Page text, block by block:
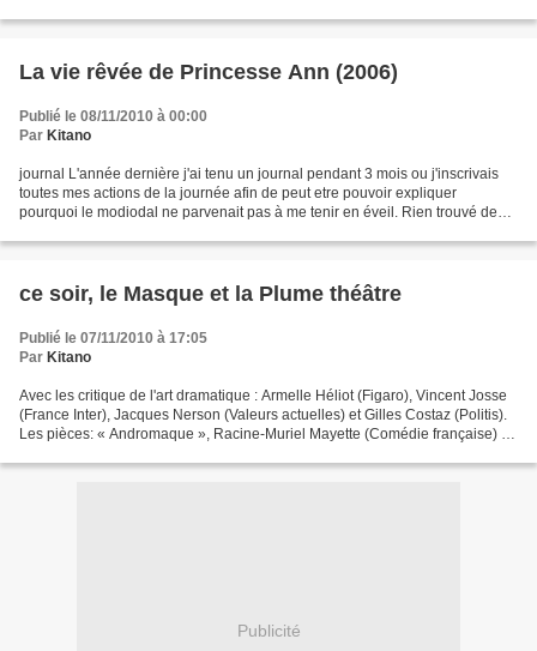
La vie rêvée de Princesse Ann (2006)
Publié le 08/11/2010 à 00:00
Par Kitano
journal L'année dernière j'ai tenu un journal pendant 3 mois ou j'inscrivais
toutes mes actions de la journée afin de peut etre pouvoir expliquer
pourquoi le modiodal ne parvenait pas à me tenir en éveil. Rien trouvé de
ce soir, le Masque et la Plume théâtre
Publié le 07/11/2010 à 17:05
Par Kitano
Avec les critique de l'art dramatique : Armelle Héliot (Figaro), Vincent Josse
(France Inter), Jacques Nerson (Valeurs actuelles) et Gilles Costaz (Politis).
Les pièces: « Andromaque », Racine-Muriel Mayette (Comédie française) «
Publicité